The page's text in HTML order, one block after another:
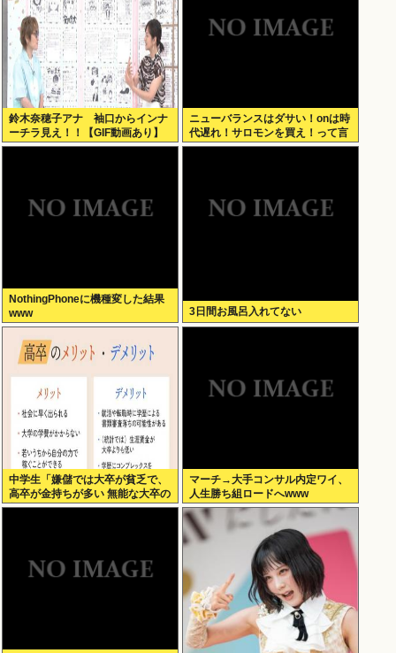
鈴木奈穂子アナ 袖口からインナ
ーチラ見え！！【GIF動画あり】
ニューバランスはダサい！onは時
代遅れ！サロモンを買え！って言
われたから買ったんやが
NothingPhoneに機種変した結果
www
3日間お風呂入れてない
中学生「嫌儲では大卒が貧乏で、
高卒が金持ちが多い 無能な大卒の
集まりw」エックスで一万いいね
マーチ→大手コンサル内定ワイ、
人生勝ち組ロードへwww